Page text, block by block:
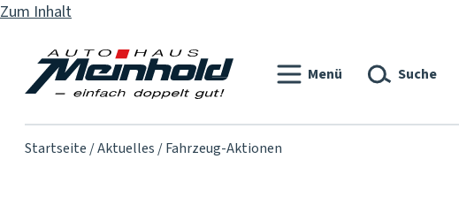
Zum Inhalt
Menü Suche
Startseite Aktuelles Fahrzeug-Aktionen